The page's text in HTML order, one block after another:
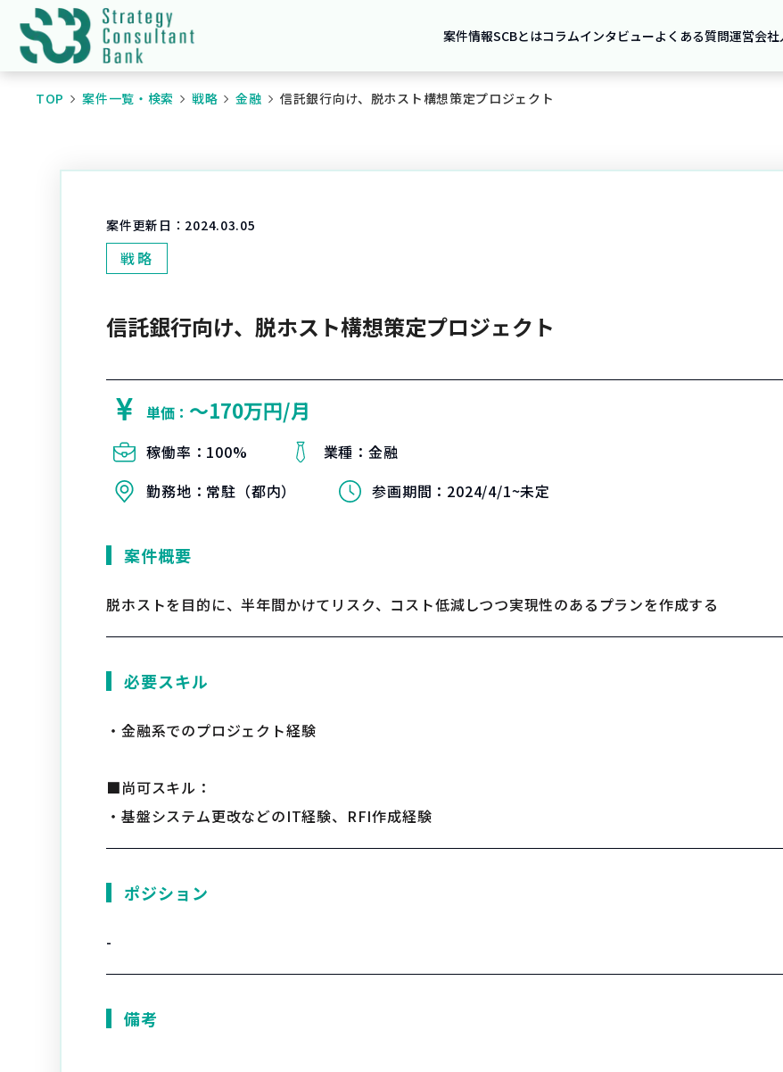
案件情報SCBとはコラムインタビューよくある質問運営会社
TOP 案件一覧・検索 戦略 金融 信託銀行向け、脱ホスト構想策定プロジェクト
案件更新日： 2024.03.05
戦略
信託銀行向け、脱ホスト構想策定プロジェクト
単価： 〜170万円/月
稼働率： 100% 業種：金融
勤務地： 常駐（都内） 参画期間： 2024/4/1~未定
案件概要
脱ホストを目的に、半年間かけてリスク、コスト低減しつつ実現性のあるプランを作成する
必要スキル
・金融系でのプロジェクト経験
■尚可スキル：
・基盤システム更改などのIT経験、RFI作成経験
ポジション
-
備考